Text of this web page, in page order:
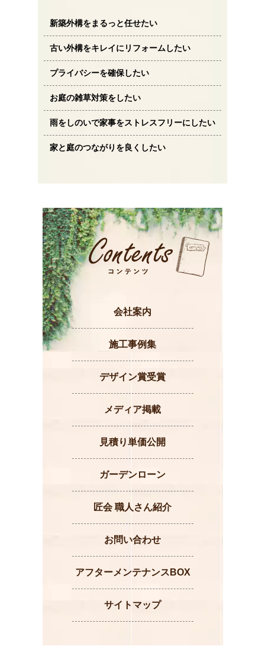
新築外構をまるっと任せたい
古い外構をキレイにリフォームしたい
プライバシーを確保したい
お庭の雑草対策をしたい
雨をしのいで家事をストレスフリーにしたい
家と庭のつながりを良くしたい
会社案内
施工事例集
デザイン賞受賞
メディア掲載
見積り単価公開
ガーデンローン
匠会 職人さん紹介
お問い合わせ
アフターメンテナンスBOX
サイトマップ